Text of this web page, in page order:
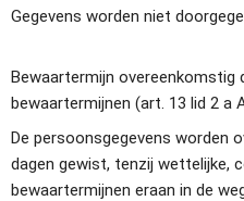
Gegevens worden niet
Bewaartermijn overeenkomstig
bewaartermijnen (art. 13 lid 2 a
De persoonsgegevens worden
dagen gewist, tenzij wettelijke,
bewaartermijnen eraan in de